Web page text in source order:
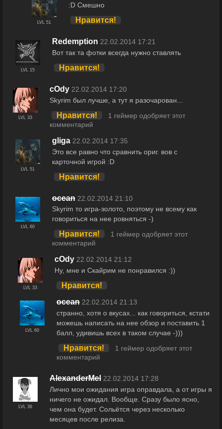
LVL 51
:D Смешно
Нравится!
LVL 15
Redemption 22.02.2014 17:21
Вот так та фотки всегда нужно ставлять
Нравится!
LVL 33
cOdy 22.02.2014 17:20
Skyrim был лучше, а тут я разочарован...
Нравится!
1 геймер одобряет этот
комментарий
LVL 51
gliga 22.02.2014 17:35
Это все равно что сравнить ориг. вов с
карточной игрой :D
Нравится!
LVL 60
ocean 22.02.2014 21:10
Skyrim то игра-золото, поэтому не всему как
говориться на нее ровняться -)
Нравится!
1 геймер одобряет этот
комментарий
LVL 33
cOdy 22.02.2014 21:12
Ну, мне и Скайрим не понравился :))
Нравится!
LVL 60
ocean 22.02.2014 21:13
странно, хотя о вкусах... как говориться, кстати
можешь написать на нее обзор и поставить 1
балл, удивишь всех в таком случае -)))
Нравится!
1 геймер одобряет этот
комментарий
LVL 36
AlexanderMel 22.02.2014 17:28
Лично мои ожидания игра оправдала, а от игры я
ничего не ожидал. Вообще. Сразу было ясно,
чем она будет. Сольётся через несколько
месяцев после релиза.